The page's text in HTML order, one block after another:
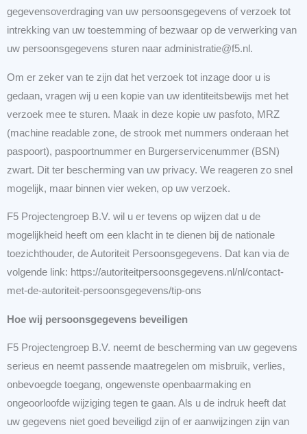
gegevensoverdraging van uw persoonsgegevens of verzoek tot
intrekking van uw toestemming of bezwaar op de verwerking van
uw persoonsgegevens sturen naar administratie@f5.nl.
Om er zeker van te zijn dat het verzoek tot inzage door u is
gedaan, vragen wij u een kopie van uw identiteitsbewijs met het
verzoek mee te sturen. Maak in deze kopie uw pasfoto, MRZ
(machine readable zone, de strook met nummers onderaan het
paspoort), paspoortnummer en Burgerservicenummer (BSN)
zwart. Dit ter bescherming van uw privacy. We reageren zo snel
mogelijk, maar binnen vier weken, op uw verzoek.
F5 Projectengroep B.V. wil u er tevens op wijzen dat u de
mogelijkheid heeft om een klacht in te dienen bij de nationale
toezichthouder, de Autoriteit Persoonsgegevens. Dat kan via de
volgende link: https://autoriteitpersoonsgegevens.nl/nl/contact-
met-de-autoriteit-persoonsgegevens/tip-ons
Hoe wij persoonsgegevens beveiligen
F5 Projectengroep B.V. neemt de bescherming van uw gegevens
serieus en neemt passende maatregelen om misbruik, verlies,
onbevoegde toegang, ongewenste openbaarmaking en
ongeoorloofde wijziging tegen te gaan. Als u de indruk heeft dat
uw gegevens niet goed beveiligd zijn of er aanwijzingen zijn van